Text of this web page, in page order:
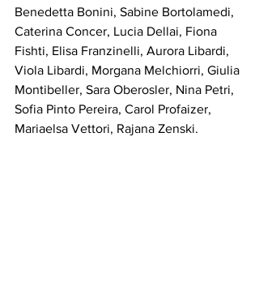
Benedetta Bonini, Sabine Bortolamedi,
Caterina Concer, Lucia Dellai, Fiona
Fishti, Elisa Franzinelli, Aurora Libardi,
Viola Libardi, Morgana Melchiorri, Giulia
Montibeller, Sara Oberosler, Nina Petri,
Sofia Pinto Pereira, Carol Profaizer,
Mariaelsa Vettori, Rajana Zenski.